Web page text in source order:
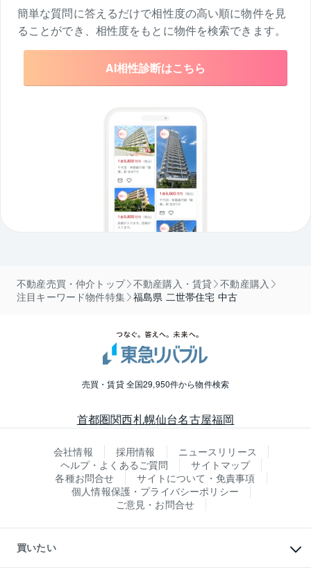
簡単な質問に答えるだけで相性度の高い順に物件を 見
ることができ、相性度をもとに物件を検索できます。
AI相性診断はこちら
不動産売買・仲介トップ 不動産購入・賃貸
不動産購入
注目キーワード物件特集
福島県 二世帯住宅 中古
売買・賃貸 全国29,950件から物件検索
首都圏関西札幌仙台名古屋福岡
会社情報 採用情報
ニュースリリース
ヘルプ・よくあるご質問
サイトマップ
各種お問合せ
サイトについて・免責事項
個人情報保護・プライバシーポリシー
ご意見・お問合せ
買いたい